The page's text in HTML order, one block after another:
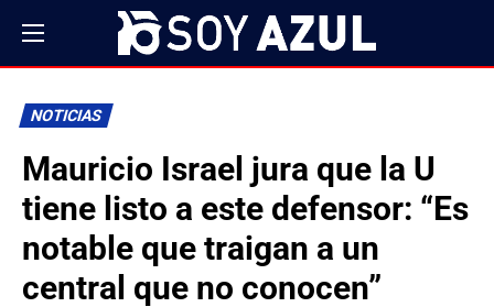
NOTICIAS
Mauricio Israel jura que la U
tiene listo a este defensor: “Es
notable que traigan a un
central que no conocen”